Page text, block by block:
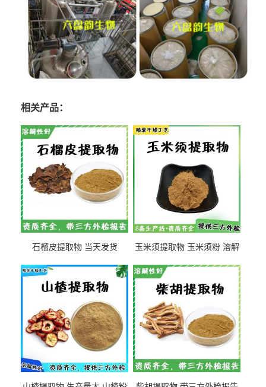
相关产品：
石榴皮提取物 当天发货
玉米须提取物 玉米须粉 溶解